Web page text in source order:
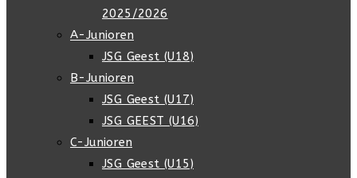
2025/2026
A-Junioren
JSG Geest (U18)
B-Junioren
JSG Geest (U17)
JSG GEEST (U16)
C-Junioren
JSG Geest (U15)